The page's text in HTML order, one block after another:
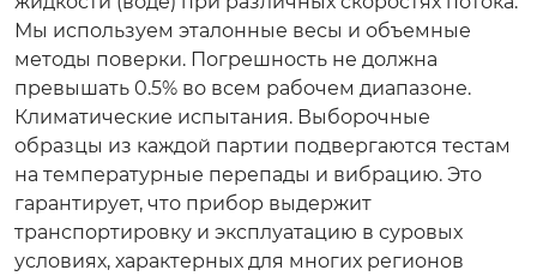
Мы используем эталонные весы и объемные
методы поверки. Погрешность не должна
превышать 0.5% во всем рабочем диапазоне.
Климатические испытания. Выборочные
образцы из каждой партии подвергаются тестам
на температурные перепады и вибрацию. Это
гарантирует, что прибор выдержит
транспортировку и эксплуатацию в суровых
условиях, характерных для многих регионов